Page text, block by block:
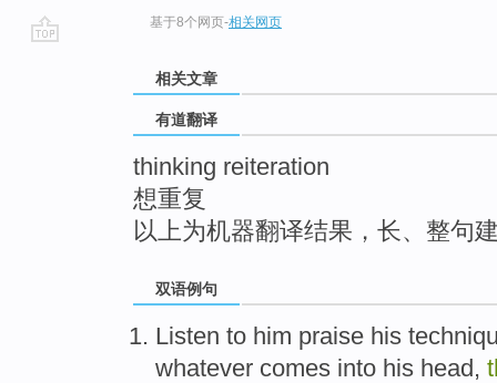
基于8个网页-相关网页
相关文章
有道翻译
thinking reiteration
想重复
以上为机器翻译结果，长、整句
双语例句
Listen to him praise his
whatever comes into his head,